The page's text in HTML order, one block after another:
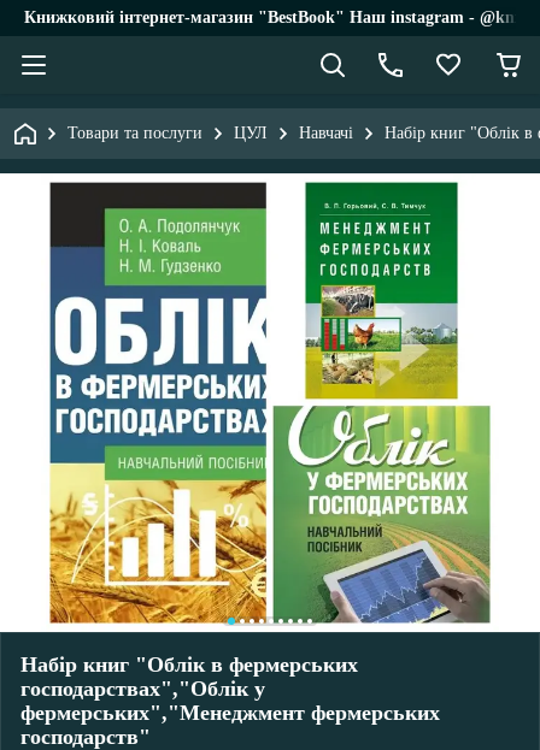
Книжковий інтернет-магазин "BestBook" Наш instagram -
Товари та послуги ЦУЛ Навчачі Набір книг "Облік в
Набір книг "Облік в фермерських
господарствах","Облік у
фермерських","Менеджмент фермерських
господарств"